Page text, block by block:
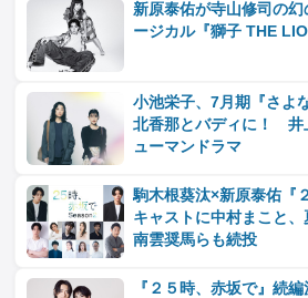
新原泰佑が寺山修司の
ージカル『獅子 THE
小池栄子、7月期『さよ
北香那とバディに！ 井
ューマンドラマ
駒木根葵汰×新原泰佑『
キャストに中村まこと
南雲奨馬らも続投
『２５時、赤坂で』続